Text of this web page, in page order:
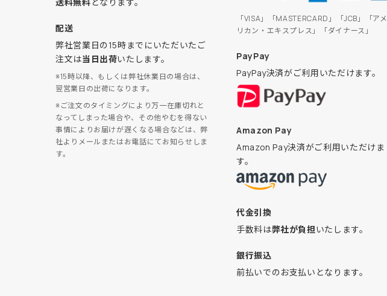
配送
弊社営業日の15時までにいただいたご
注文は当日出荷いたします。
※15時以降、もしくは弊社休業日の場合は、
翌営業日の出荷になります。
※ご注文のタイミングにより万一在庫切れと
なってしまった場合や、その他やむを得ない
事情によりお届けが遅くなる場合などは、弊
社よりメールまたはお電話にてお知らせしま
す。
「VISA」「MASTERCARD」「JCB」「アメ
リカン・エキスプレス」「ダイナース」
PayPay
PayPay決済がご利用いただけます。
Amazon Pay
Amazon Pay決済がご利用いただけま
す。
代金引換
手数料は弊社が負担いたします。
銀行振込
前払いでのお支払いとなります。